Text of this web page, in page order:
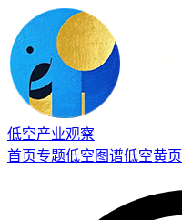
低空产业观察
首页专题低空图谱低空黄页